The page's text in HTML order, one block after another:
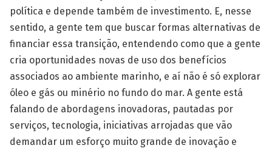
política e depende também de investimento. E, nesse
sentido, a gente tem que buscar formas alternativas de
financiar essa transição, entendendo como que a gente
cria oportunidades novas de uso dos benefícios
associados ao ambiente marinho, e aí não é só explorar
óleo e gás ou minério no fundo do mar. A gente está
falando de abordagens inovadoras, pautadas por
serviços, tecnologia, iniciativas arrojadas que vão
demandar um esforço muito grande de inovação e